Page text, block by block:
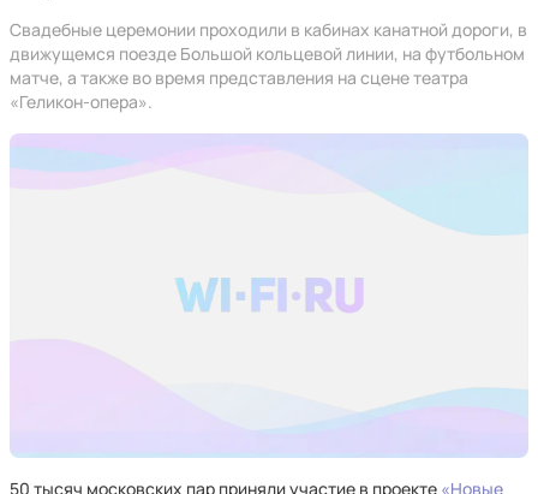
Свадебные церемонии проходили в кабинах канатной дороги, в
движущемся поезде Большой кольцевой линии, на футбольном
матче, а также во время представления на сцене театра
«Геликон-опера».
50 тысяч московских пар приняли участие в проекте «Новые